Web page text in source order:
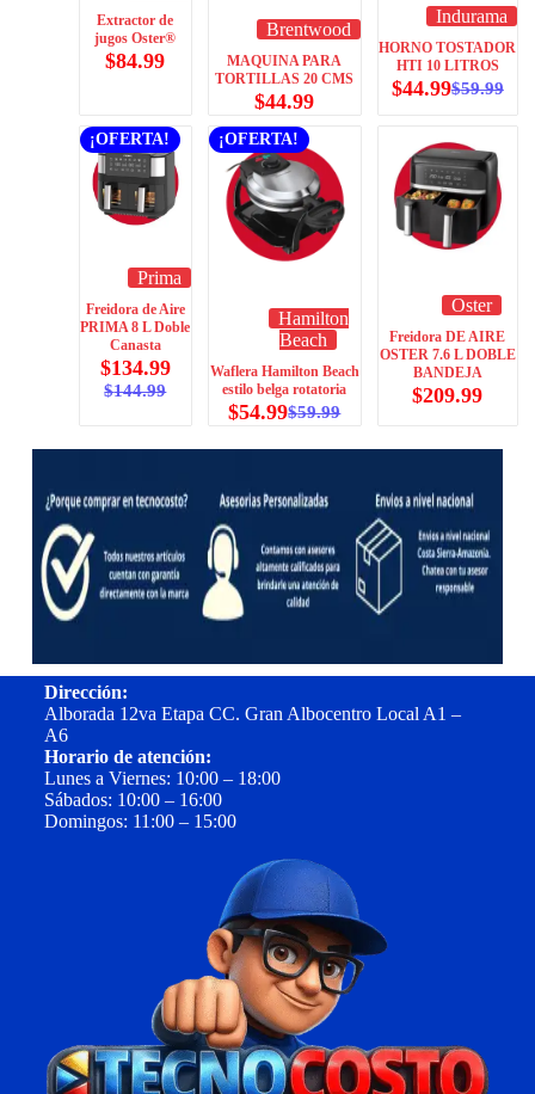
Extractor de
jugos Oster®
$84.99
Brentwood
MAQUINA PARA
TORTILLAS 20 CMS
$44.99
Indurama
HORNO TOSTADOR
HTI 10 LITROS
$59.99
$44.99
¡OFERTA!
Prima
Freidora de Aire
PRIMA 8 L Doble
Canasta
$144.99
$134.99
¡OFERTA!
Hamilton
Beach
Waflera Hamilton Beach
estilo belga rotatoria
$59.99
$54.99
Oster
Freidora DE AIRE
OSTER 7.6 L DOBLE
BANDEJA
$209.99
Dirección:
Alborada 12va Etapa CC. Gran Albocentro Local A1 –
A6
Horario de atención:
Lunes a Viernes: 10:00 – 18:00
Sábados: 10:00 – 16:00
Domingos: 11:00 – 15:00